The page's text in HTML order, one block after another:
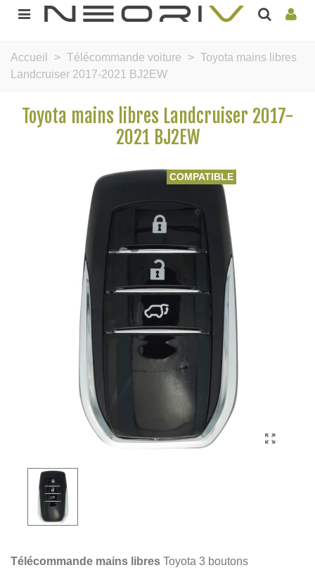
Accueil > Télécommande voiture > Toyota mains libres
Landcruiser 2017-2021 BJ2EW
Toyota mains libres Landcruiser 2017-
2021 BJ2EW
COMPATIBLE
Télécommande mains libres Toyota 3 boutons